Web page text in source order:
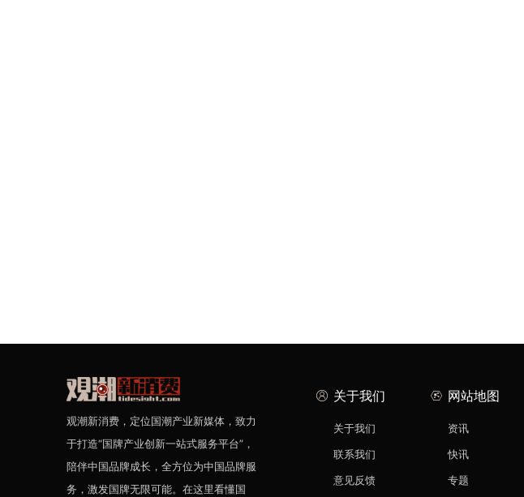
观潮新消费，定位国潮产业新媒体，致力
于打造“国牌产业创新一站式服务平台”，
陪伴中国品牌成长，全方位为中国品牌服
务，激发国牌无限可能。在这里看懂国
关于我们
关于我们
联系我们
意见反馈
网站地图
资讯
快讯
专题